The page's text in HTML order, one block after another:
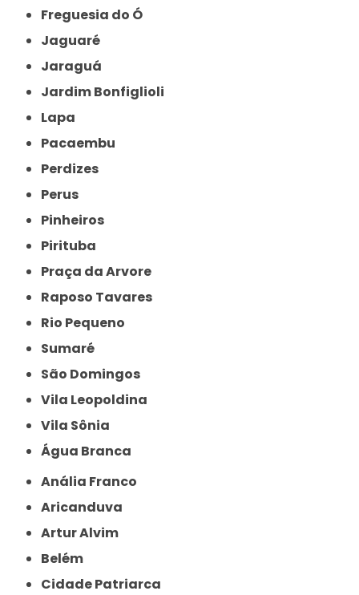
Freguesia do Ó
Jaguaré
Jaraguá
Jardim Bonfiglioli
Lapa
Pacaembu
Perdizes
Perus
Pinheiros
Pirituba
Praça da Arvore
Raposo Tavares
Rio Pequeno
Sumaré
São Domingos
Vila Leopoldina
Vila Sônia
Água Branca
Anália Franco
Aricanduva
Artur Alvim
Belém
Cidade Patriarca